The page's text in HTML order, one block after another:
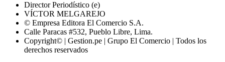
Director Periodístico (e)
VÍCTOR MELGAREJO
© Empresa Editora El Comercio S.A.
Calle Paracas #532, Pueblo Libre, Lima.
Copyright© | Gestion.pe | Grupo El Comercio | Todos los
derechos reservados